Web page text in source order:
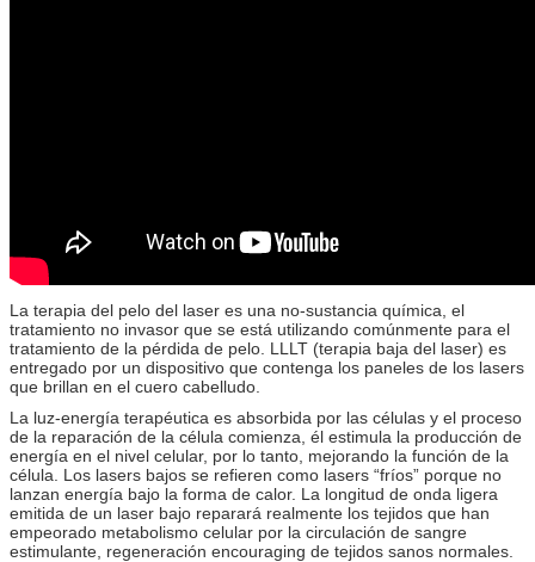
La terapia del pelo del laser es una no-sustancia química, el
tratamiento no invasor que se está utilizando comúnmente para el
tratamiento de la pérdida de pelo. LLLT (terapia baja del laser) es
entregado por un dispositivo que contenga los paneles de los lasers
que brillan en el cuero cabelludo.
La luz-energía terapéutica es absorbida por las células y el proceso
de la reparación de la célula comienza, él estimula la producción de
energía en el nivel celular, por lo tanto, mejorando la función de la
célula. Los lasers bajos se refieren como lasers “fríos” porque no
lanzan energía bajo la forma de calor. La longitud de onda ligera
emitida de un laser bajo reparará realmente los tejidos que han
empeorado metabolismo celular por la circulación de sangre
estimulante, regeneración encouraging de tejidos sanos normales.